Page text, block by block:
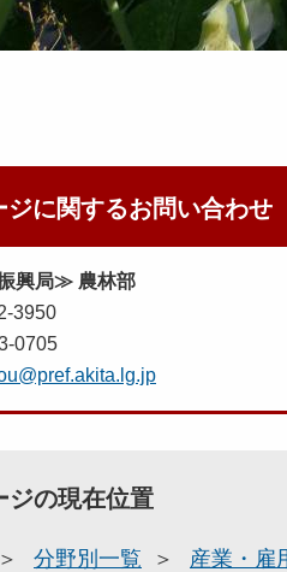
ジに関するお問い合わせ
興局≫ 農林部
3950
0705
ジの現在位置
分野別一覧 産業・雇